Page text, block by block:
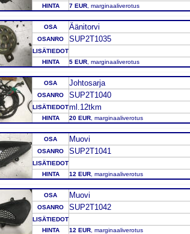
HINTA 7 EUR , marginaaliverotus
OSA Äänitorvi
OSANRO SUP2T1035
LISÄTIEDOT
HINTA
5 EUR , marginaaliverotus
OSA Johtosarja
OSANRO SUP2T1040
LISÄTIEDOTml.12tkm
HINTA 20 EUR , marginaaliverotus
OSA Muovi
OSANRO SUP2T1041
LISÄTIEDOT
HINTA
12 EUR , marginaaliverotus
OSA Muovi
OSANRO SUP2T1042
LISÄTIEDOT
HINTA
12 EUR , marginaaliverotus